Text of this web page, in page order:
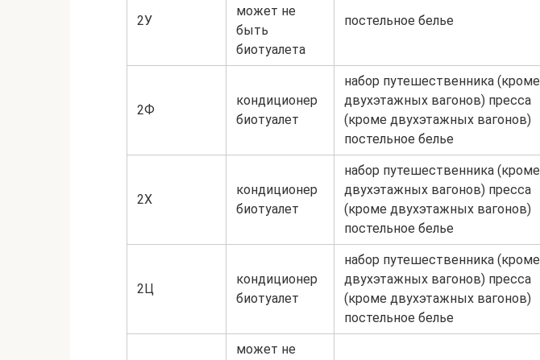
2У
может не
быть
биотуалета
постельное белье
2Ф
кондиционер
биотуалет
набор путешественника (кроме
двухэтажных вагонов) пресса
(кроме двухэтажных вагонов)
постельное белье
2Х
кондиционер
биотуалет
набор путешественника (кроме
двухэтажных вагонов) пресса
(кроме двухэтажных вагонов)
постельное белье
2Ц
кондиционер
биотуалет
набор путешественника (кроме
двухэтажных вагонов) пресса
(кроме двухэтажных вагонов)
постельное белье
может не